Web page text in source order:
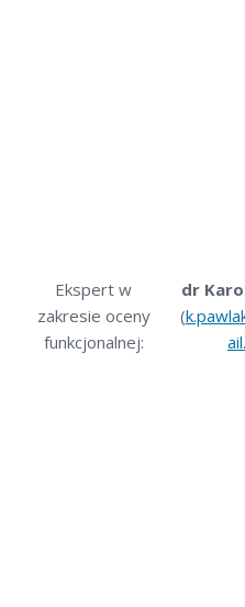
Ekspert w
zakresie oceny
funkcjonalnej:
dr
(